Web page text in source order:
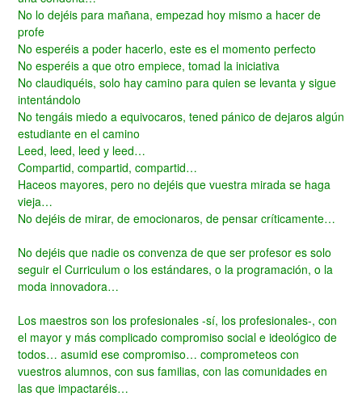
No lo dejéis para mañana, empezad hoy mismo a hacer de
profe
No esperéis a poder hacerlo, este es el momento perfecto
No esperéis a que otro empiece, tomad la iniciativa
No claudiquéis, solo hay camino para quien se levanta y sigue
intentándolo
No tengáis miedo a equivocaros, tened pánico de dejaros algún
estudiante en el camino
Leed, leed, leed y leed…
Compartid, compartid, compartid…
Haceos mayores, pero no dejéis que vuestra mirada se haga
vieja…
No dejéis de mirar, de emocionaros, de pensar críticamente…
No dejéis que nadie os convenza de que ser profesor es solo
seguir el Curriculum o los estándares, o la programación, o la
moda innovadora…
Los maestros son los profesionales -sí, los profesionales-, con
el mayor y más complicado compromiso social e ideológico de
todos… asumid ese compromiso… comprometeos con
vuestros alumnos, con sus familias, con las comunidades en
las que impactaréis…